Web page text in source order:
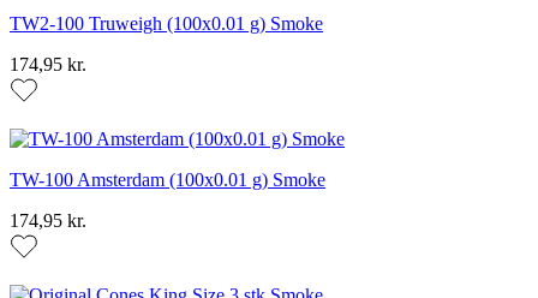
TW2-100 Truweigh (100x0.01 g) Smoke
174,95 kr.
TW-100 Amsterdam (100x0.01 g) Smoke
174,95 kr.